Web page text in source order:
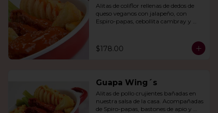
Alitas de coliflor rellenas de dedos de
queso veganos con jalapeño, con
Espiro-papas, cebollita cambray y
$178.00
Guapa Wing´s
Alitas de pollo crujientes bañadas en
nuestra salsa de la casa. Acompañadas
de Spiro-papas, bastones de apio y